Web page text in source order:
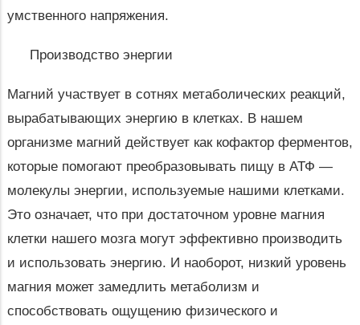
умственного напряжения.
Производство энергии
Магний участвует в сотнях метаболических реакций,
вырабатывающих энергию в клетках. В нашем
организме магний действует как кофактор ферментов,
которые помогают преобразовывать пищу в АТФ —
молекулы энергии, используемые нашими клетками.
Это означает, что при достаточном уровне магния
клетки нашего мозга могут эффективно производить
и использовать энергию. И наоборот, низкий уровень
магния может замедлить метаболизм и
способствовать ощущению физического и